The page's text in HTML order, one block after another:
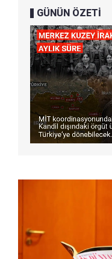
GÜNÜN ÖZETİ